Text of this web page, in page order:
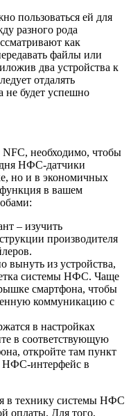
пользоваться ей для
разного рода
как
файлы или
два устройства к
отдалять
не будет успешно
NFC, необходимо, чтобы
НФС-датчики
но и в экономичных
в вашем
– изучить
производителя
вынуть из устройства,
системы НФС. Чаще
смартфона, чтобы
коммуникацию с
в настройках
в соответствующую
откройте там пункт
НФС-интерфейс в
в технику системы НФС
оплаты. Для того,